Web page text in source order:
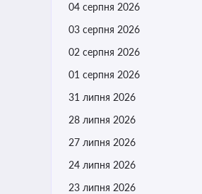
04 серпня 2026
03 серпня 2026
02 серпня 2026
01 серпня 2026
31 липня 2026
28 липня 2026
27 липня 2026
24 липня 2026
23 липня 2026